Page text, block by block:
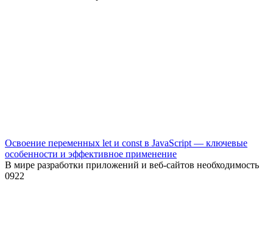
Освоение переменных let и const в JavaScript — ключевые
особенности и эффективное применение
В мире разработки приложений и веб-сайтов необходимость
0922